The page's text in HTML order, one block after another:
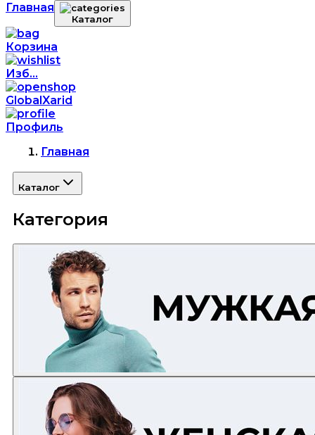
Главная
Каталог
Корзина
Изб...
GlobalXarid
Профиль
Главная
Каталог
Категория